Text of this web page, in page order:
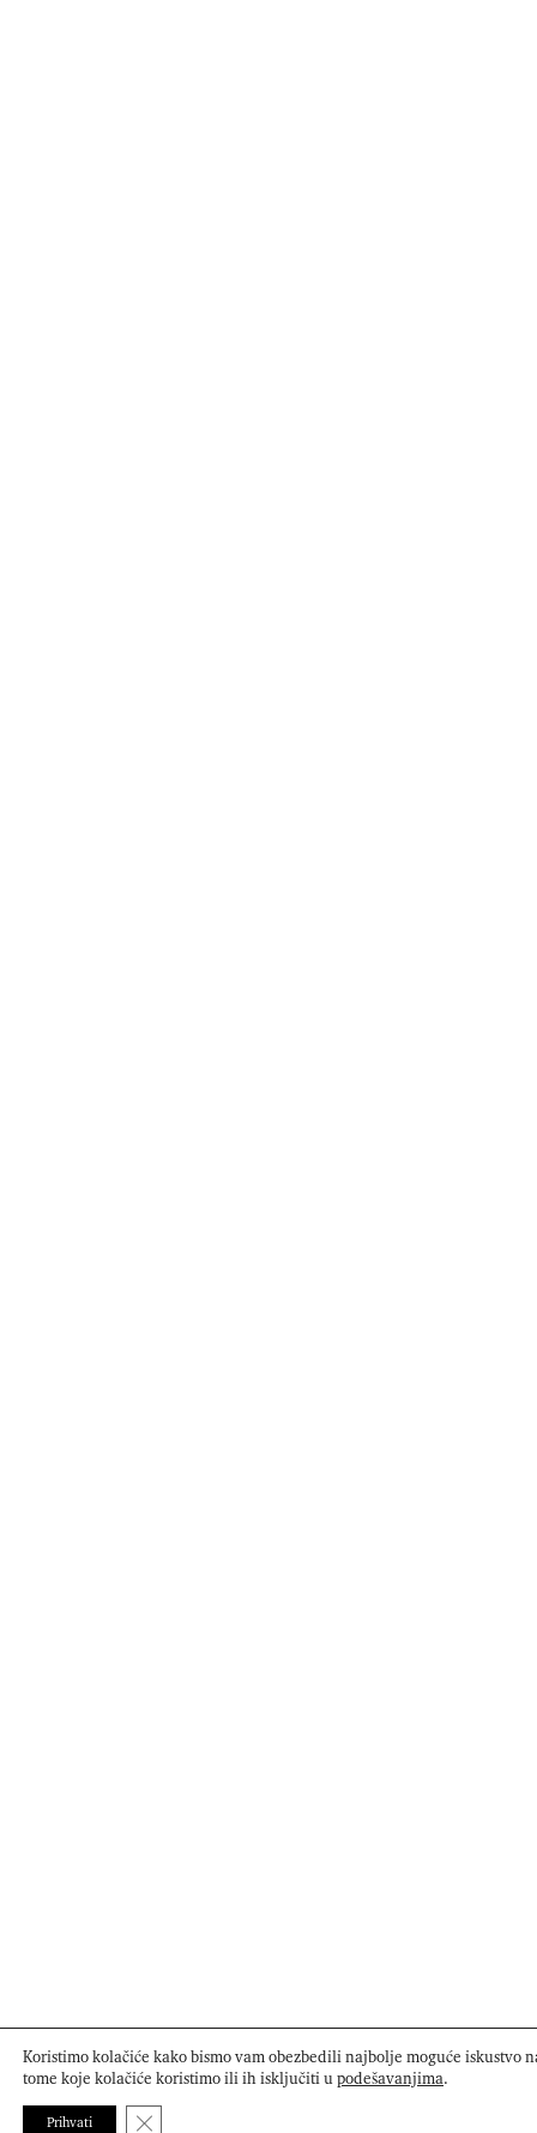
Koristimo kolačiće kako bismo vam obezbedili najbolje moguće iskustvo
tome koje kolačiće koristimo ili ih isključiti upodešavanjima.
Prihvati Close GDPR Cookie Banner